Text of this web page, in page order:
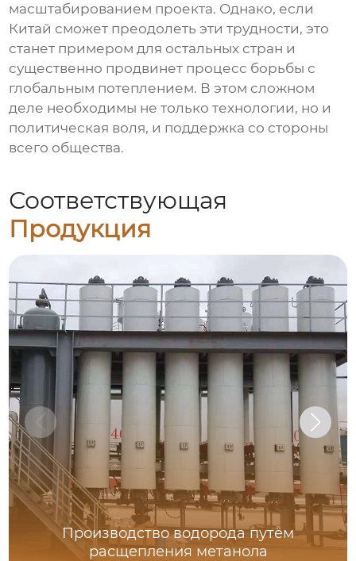
масштабированием проекта. Однако, если
Китай сможет преодолеть эти трудности, это
станет примером для остальных стран и
существенно продвинет процесс борьбы с
глобальным потеплением. В этом сложном
деле необходимы не только технологии, но и
политическая воля, и поддержка со стороны
всего общества.
Соответствующая
Продукция
Производство водорода путём
расщепления метанола